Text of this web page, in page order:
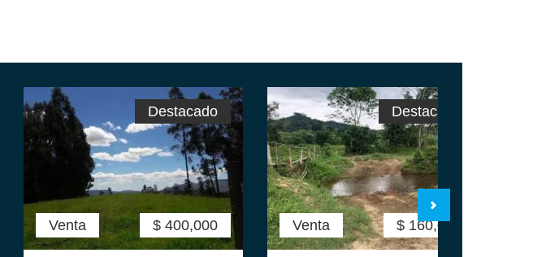
Venta $ 400,000
Destacado
Venta $ 160,000
Destacado